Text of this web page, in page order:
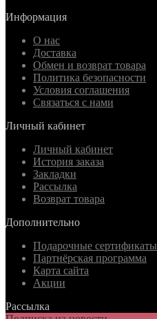
Информация
О нас
Доставка
Обмен и возврат товара
Политика безопасности
Условия соглашения
Связаться с нами
Личный кабинет
Личный кабинет
История заказа
Закладки
Рассылка
Возврат товара
Дополнительно
Подарочные сертификаты
Партнёрская программа
Карта сайта
Акции
Рассылка